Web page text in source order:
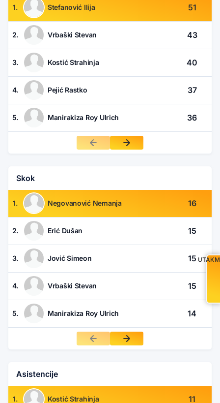
1. Stefanović Ilija 51
2. Vrbaški Stevan 43
3. Kostić Strahinja 40
4. Pejić Rastko 37
5. Manirakiza Roy Ulrich 36
Skok
1. Negovanović Nemanja 16
2. Erić Dušan 15
3. Jović Simeon 15
4. Vrbaški Stevan 15
5. Manirakiza Roy Ulrich 14
Asistencije
1. Kostić Strahinja 11